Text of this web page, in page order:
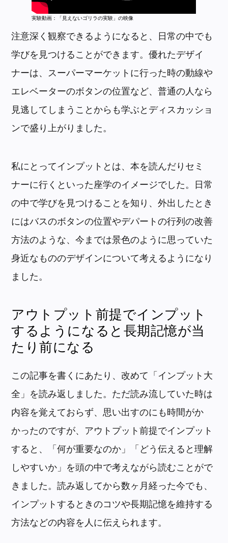
実験動画：「見えないゴリラの実験」の映像
注意深く観察できるようになると、日常の中でも
学びを見つけることができます。優れたデザイ
ナーは、スーパーマーケットに行った時の動線や
エレベーターのボタンの位置など、普通の人なら
見逃してしまうことからも学ぶとディスカッショ
ンで盛り上がりました。
私にとってインプットとは、本を読んだりセミ
ナーに行くといった座学のイメージでした。日常
の中で学びを見つけることを知り、外出したとき
にはバスのボタンの位置やデパートの行列の改善
方法のような、今までは景色のように思っていた
身近なもののデザインについて考えるようになり
ました。
アウトプット前提でインプット
するようになると長期記憶が当
たり前になる
この記事を書くにあたり、改めて「インプット大
全」を読み返しました。ただ読み流していた時は
内容を覚えておらず、思い出すのにも時間がか
かったのですが、アウトプット前提でインプット
すると、「何が重要なのか」「どう伝えると理解
しやすいか」を頭の中で考えながら読むことがで
きました。読み返してから数ヶ月経った今でも、
インプットするときのコツや長期記憶を維持する
方法などの内容を人に伝えられます。